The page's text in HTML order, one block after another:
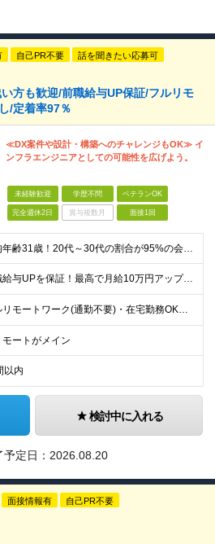
自己PR不要 話を聞きたい応募可
方も歓迎/前職給与UP保証/フルリモ
/定着率97％
≪DX案件や設計・構築へのチャレンジもOK≫ イ
ンフラエンジニアとしての可能性を広げよう。
未経験歓迎 学歴不問 ベテランOK
完全週休2日 賞与複数月 面接1回
≪平均年齢31歳！20代～30代の割合が95%の会社です！≫ ■インフラエンジニアとしての実務経験をお持ちの方(年数、フェーズ不問) ■学歴・経験不問 ★面接では当社でどんなキャリアが描けるのか、あ
≪前職給与UPを保証！最高で月給10万円アップも可能！≫ 月給35万円～70万円＋各種手当 ※経験・スキルに応じて決定いたします ※試用期間（6ヶ月）あり、期間中の給与・待遇に差異はありません ★
＼フルリモートワーク(通勤不要)・在宅勤務OK／ ★各プロジェクト先／完全在宅案件有 ※基本的に転勤はありません ★オフィス内完全禁煙（喫煙スペースは別途有）※現場によります ＝＝＝＝＝ 【大阪本
モートがメイン
以内
検討中に入れる
定日： 2026.08.20
面接情報有
自己PR不要